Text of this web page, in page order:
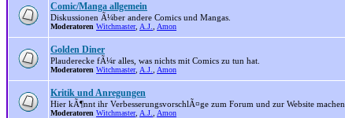
Comic/Manga allgemein
Diskussionen Ã¼ber andere Comics und Mangas.
Moderatoren Witchmaster, A.J. Amon
Golden Diner
Plauderecke fÃ¼r alles, was nichts mit Comics zu tun hat.
Moderatoren Witchmaster, A.J. Amon
Kritik und Anregungen
Hier kÃ¶nnt ihr VerbesserungsvorschlÃ¤ge zum Forum und zur Website machen.
Moderatoren Witchmaster, A.J. Amon